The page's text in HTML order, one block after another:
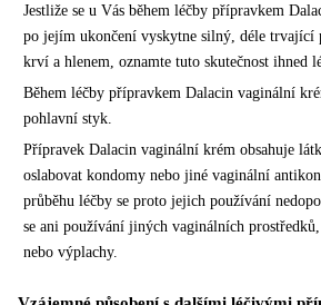
Jestliže se u Vás během léčby přípravkem
po jejím ukončení vyskytne silný, déle trvající
krví a hlenem, oznamte tuto skutečnost ihned
Během léčby přípravkem Dalacin vaginální
pohlavní styk.
Přípravek Dalacin vaginální krém obsahuje
oslabovat kondomy nebo jiné vaginální
průběhu léčby se proto jejich používání
se ani používání jiných vaginálních
nebo výplachy.